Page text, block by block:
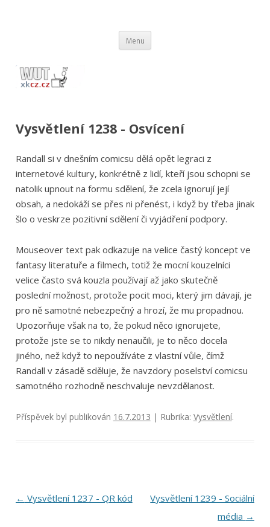
Menu
Vysvětlení 1238 - Osvícení
Randall si v dnešním comicsu dělá opět legraci z
internetové kultury, konkrétně z lidí, kteří jsou schopni se
natolik upnout na formu sdělení, že zcela ignorují její
obsah, a nedokáží se přes ni přenést, i když by třeba jinak
šlo o veskrze pozitivní sdělení či vyjádření podpory.
Mouseover text pak odkazuje na velice častý koncept ve
fantasy literatuře a filmech, totiž že mocní kouzelníci
velice často svá kouzla používají až jako skutečně
poslední možnost, protože pocit moci, který jim dávají, je
pro ně samotné nebezpečný a hrozí, že mu propadnou.
Upozorňuje však na to, že pokud něco ignorujete,
protože jste se to nikdy nenaučili, je to něco docela
jiného, než když to nepoužíváte z vlastní vůle, čímž
Randall v zásadě sděluje, že navzdory poselství comicsu
samotného rozhodně neschvaluje nevzdělanost.
Příspěvek byl publikován 16.7.2013 | Rubrika: Vysvětlení.
Navigace
← Vysvětlení 1237 - QR kód
Vysvětlení 1239 - Sociální
média →